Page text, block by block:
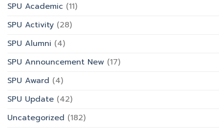
SPU Academic (11)
SPU Activity (28)
SPU Alumni (4)
SPU Announcement New (17)
SPU Award (4)
SPU Update (42)
Uncategorized (182)